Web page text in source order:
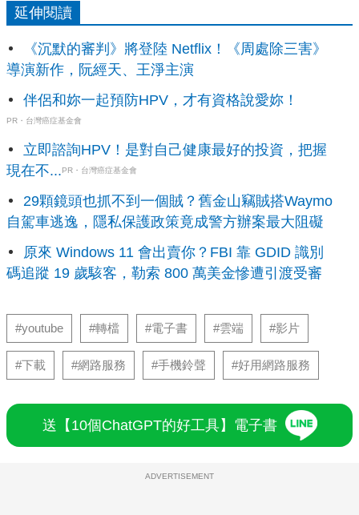
延伸閱讀
《沉默的審判》將登陸 Netflix！《周處除三害》
導演新作，阮經天、王淨主演
伴侶和妳一起預防HPV，才有資格說愛妳！
PR・台灣癌症基金會
立即諮詢HPV！是對自己健康最好的投資，把握
現在不...PR・台灣癌症基金會
29顆鏡頭也抓不到一個賊？舊金山竊賊搭Waymo
自駕車逃逸，隱私保護政策竟成警方辦案最大阻礙
原來 Windows 11 會出賣你？FBI 靠 GDID 識別
碼追蹤 19 歲駭客，勒索 800 萬美金慘遭引渡受審
#youtube #轉檔 #電子書 #雲端 #影片
#下載 #網路服務 #手機鈴聲 #好用網路服務
送【10個ChatGPT的好工具】電子書
ADVERTISEMENT